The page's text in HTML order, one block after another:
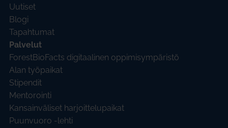
Uutiset
Blogi
Tapahtumat
Palvelut
ForestBioFacts digitaalinen oppimisympäristö
Alan työpaikat
Stipendit
Mentorointi
Kansainväliset harjoittelupaikat
Puunvuoro -lehti